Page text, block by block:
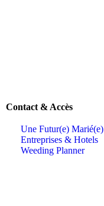
Contact & Accès
Une Futur(e) Marié(e)
Entreprises & Hotels
Weeding Planner